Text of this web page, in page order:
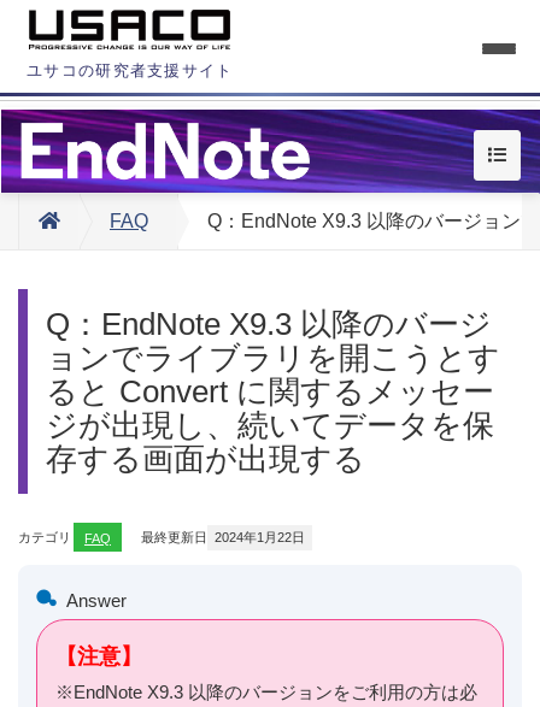
ユサコの研究者支援サイト
FAQ Q：EndNote X9.3 以降のバージョン
Q：EndNote X9.3 以降のバージ
ョンでライブラリを開こうとす
ると Convert に関するメッセー
ジが出現し、続いてデータを保
存する画面が出現する
カテゴリ FAQ 最終更新日 2024年1月22日
Answer
【注意】
※EndNote X9.3 以降のバージョンをご利用の方は必